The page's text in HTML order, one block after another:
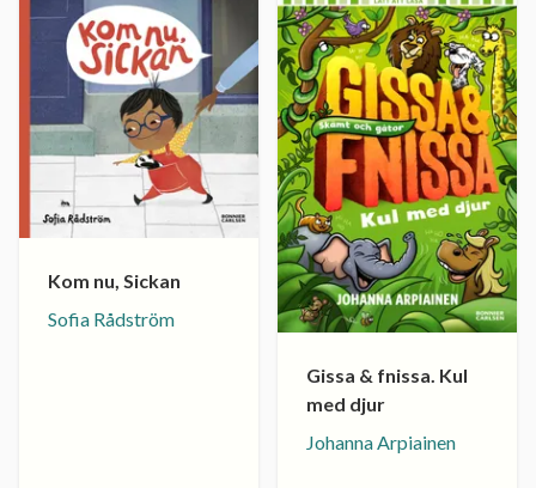
Kom nu, Sickan
Sofia Rådström
Gissa & fnissa. Kul
med djur
Johanna Arpiainen